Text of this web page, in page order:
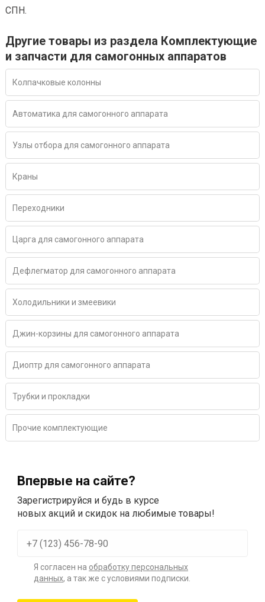
СПН.
Другие товары из раздела Комплектующие
и запчасти для самогонных аппаратов
Колпачковые колонны
Автоматика для самогонного аппарата
Узлы отбора для самогонного аппарата
Краны
Переходники
Царга для самогонного аппарата
Дефлегматор для самогонного аппарата
Холодильники и змеевики
Джин-корзины для самогонного аппарата
Диоптр для самогонного аппарата
Трубки и прокладки
Прочие комплектующие
Впервые на сайте?
Зарегистрируйся и будь в курсе
новых акций и скидок на любимые товары!
Я согласен на обработку персональных
данных, а так же с условиями подписки.